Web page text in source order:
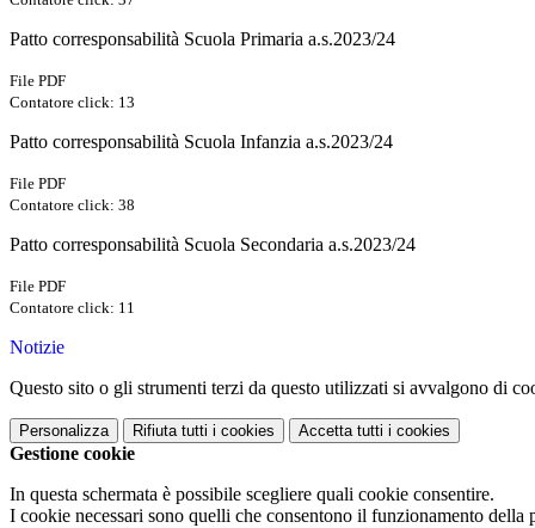
Patto corresponsabilità Scuola Primaria a.s.2023/24
File PDF
Contatore click: 13
Patto corresponsabilità Scuola Infanzia a.s.2023/24
File PDF
Contatore click: 38
Patto corresponsabilità Scuola Secondaria a.s.2023/24
File PDF
Contatore click: 11
Notizie
Questo sito o gli strumenti terzi da questo utilizzati si avvalgono di
Personalizza Rifiuta tutti i cookies Accetta tutti i cookies
Gestione cookie
In questa schermata è possibile scegliere quali cookie consentire.
I cookie necessari sono quelli che consentono il funzionamento